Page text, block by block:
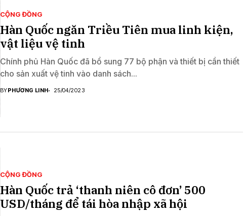
CỘNG ĐỒNG
Hàn Quốc ngăn Triều Tiên mua linh kiện,
vật liệu vệ tinh
Chính phủ Hàn Quốc đã bổ sung 77 bộ phận và thiết bị cần thiết
cho sản xuất vệ tinh vào danh sách...
BYPHƯƠNG LINH 25/04/2023
CỘNG ĐỒNG
Hàn Quốc trả ‘thanh niên cô đơn’ 500
USD/tháng để tái hòa nhập xã hội